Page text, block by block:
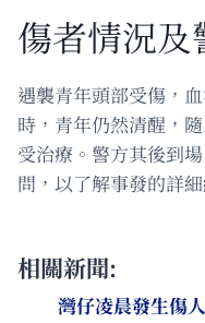
傷者情況及
遇襲青年頭部受傷，
時，青年仍然清醒，
受治療。警方其後到
問，以了解事發的詳
相關新聞:
灣仔凌晨發生傷